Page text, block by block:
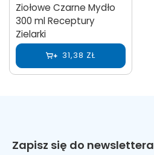
Ziołowe Czarne Mydło
300 ml Receptury
Zielarki
31,38 ZŁ
Zapisz się do newslettera